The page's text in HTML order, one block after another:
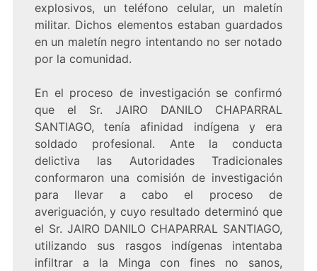
explosivos, un teléfono celular, un maletín
militar. Dichos elementos estaban guardados
en un maletín negro intentando no ser notado
por la comunidad.
En el proceso de investigación se confirmó
que el Sr. JAIRO DANILO CHAPARRAL
SANTIAGO, tenía afinidad indígena y era
soldado profesional. Ante la conducta
delictiva las Autoridades Tradicionales
conformaron una comisión de investigación
para llevar a cabo el proceso de
averiguación, y cuyo resultado determinó que
el Sr. JAIRO DANILO CHAPARRAL SANTIAGO,
utilizando sus rasgos indígenas intentaba
infiltrar a la Minga con fines no sanos,